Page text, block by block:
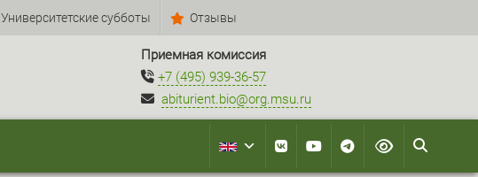
Университетские субботы Отзывы
Приемная комиссия
+7 (495) 939-36-57
abiturient.bio@org.msu.ru